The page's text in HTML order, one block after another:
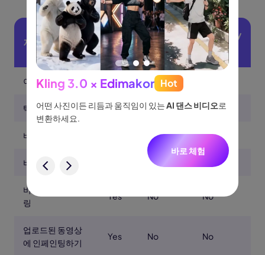
제품 Pika Runway
Stability
AI
이미지 투 비디오 Yes Yes
텍스트 투 비디오 Yes Yes No
비디오 투 비디오 No No
비디오 인페인팅 No
비디오 업스케일
링
Yes No No
업로드된 동영상
에 인페인팅하기
Yes No No
Kling 3.0 × Edimakor Hot
어떤 사진이든 리듬과 움직임이 있는AI 댄스 비디오로
변환하세요.
바로 체험